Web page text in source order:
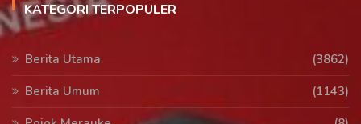
KATEGORI TERPOPULER
Berita Utama
(3862)
Berita Umum
(1143)